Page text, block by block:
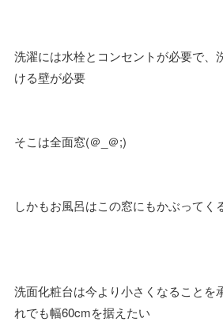
洗濯には水栓とコンセントが必要で、
ける壁が必要
そこは全面窓(＠_＠;)
しかもお風呂はこの窓にもかぶってく
洗面化粧台は今より小さくなることを
れでも幅60cmを据えたい